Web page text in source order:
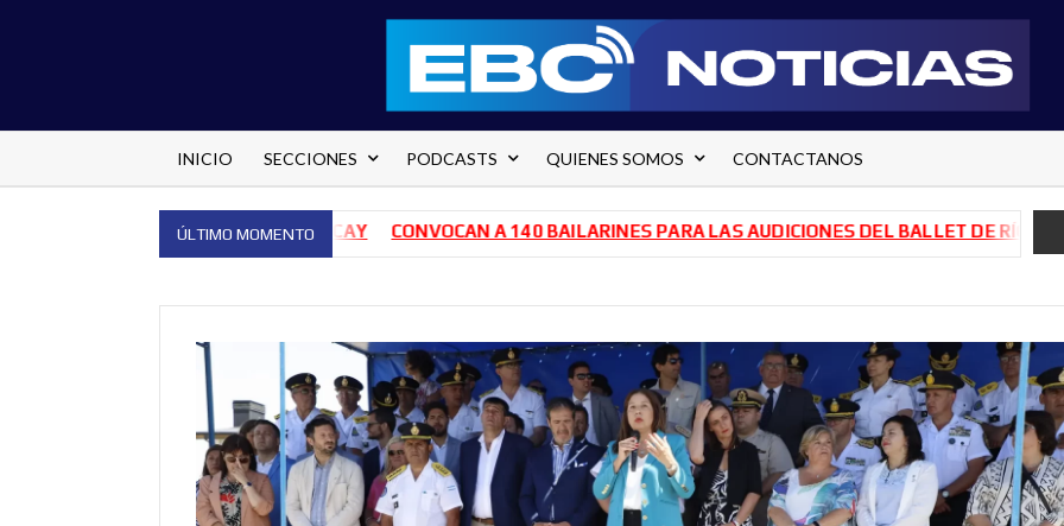
INICIO SECCIONES PODCASTS QUIENES SOMOS CONTACTANOS
ÚLTIMO MOMENTO
PEDRO ECAY CONVOCAN A 140 BAILARINES PARA LAS AUDICIONES DEL BALLET DE RÍO NEGRO